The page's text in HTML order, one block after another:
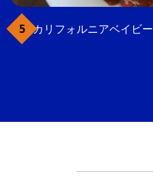
カリフォルニアベイビー